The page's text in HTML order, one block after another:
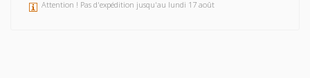
Attention ! Pas d'expédition jusqu'au lundi 17 août